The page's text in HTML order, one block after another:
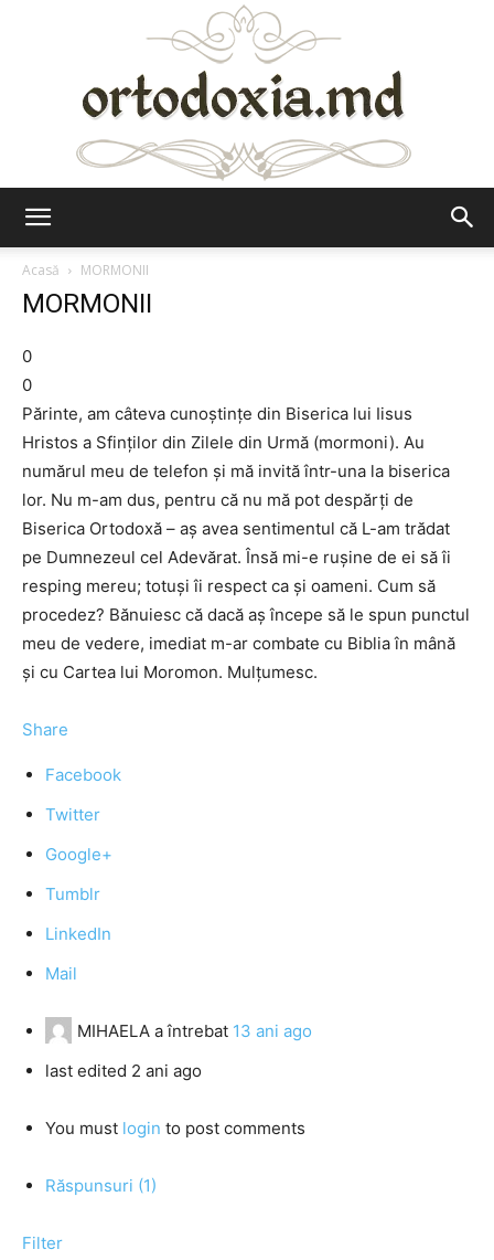
Acasă
MORMONII
MORMONII
0
0
Părinte, am câteva cunoştinţe din Biserica lui Iisus
Hristos a Sfinţilor din Zilele din Urmă (mormoni). Au
numărul meu de telefon şi mă invită într-una la biserica
lor. Nu m-am dus, pentru că nu mă pot despărţi de
Biserica Ortodoxă – aş avea sentimentul că L-am trădat
pe Dumnezeul cel Adevărat. Însă mi-e ruşine de ei să îi
resping mereu; totuşi îi respect ca şi oameni. Cum să
procedez? Bănuiesc că dacă aş începe să le spun punctul
meu de vedere, imediat m-ar combate cu Biblia în mână
şi cu Cartea lui Moromon. Mulţumesc.
Share
Facebook
Twitter
Google+
Tumblr
LinkedIn
Mail
MIHAELA a întrebat 13 ani ago
last edited 2 ani ago
You must login to post comments
Răspunsuri (1)
Filter